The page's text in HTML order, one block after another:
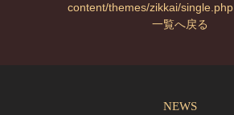
content/themes/zikkai/single.php
一覧へ戻る
NEWS